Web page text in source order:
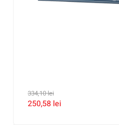
334,10lei
250,58 lei